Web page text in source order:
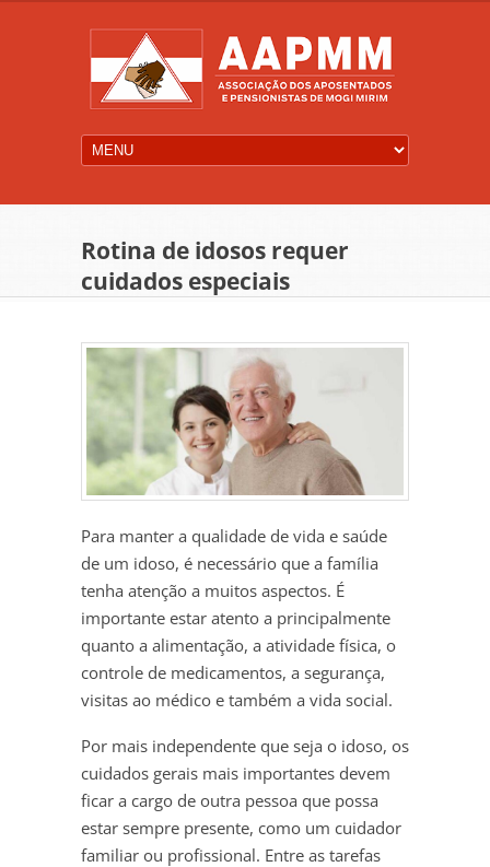
Rotina de idosos requer
cuidados especiais
Para manter a qualidade de vida e saúde
de um idoso, é necessário que a família
tenha atenção a muitos aspectos. É
importante estar atento a principalmente
quanto a alimentação, a atividade física, o
controle de medicamentos, a segurança,
visitas ao médico e também a vida social.
Por mais independente que seja o idoso, os
cuidados gerais mais importantes devem
ficar a cargo de outra pessoa que possa
estar sempre presente, como um cuidador
familiar ou profissional. Entre as tarefas